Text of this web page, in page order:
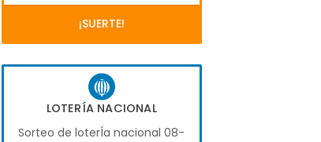
¡SUERTE!
LOTERÍA NACIONAL
Sorteo de loterÍa nacional 08-